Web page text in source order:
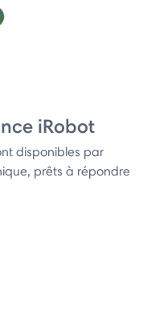
iRobot
disponibles par
prêts à répondre